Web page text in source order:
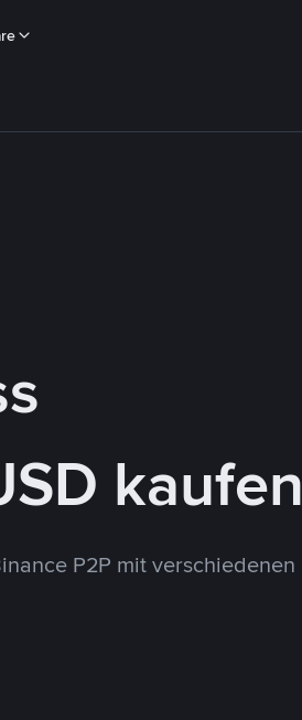
kaufen
P2P mit verschiedenen